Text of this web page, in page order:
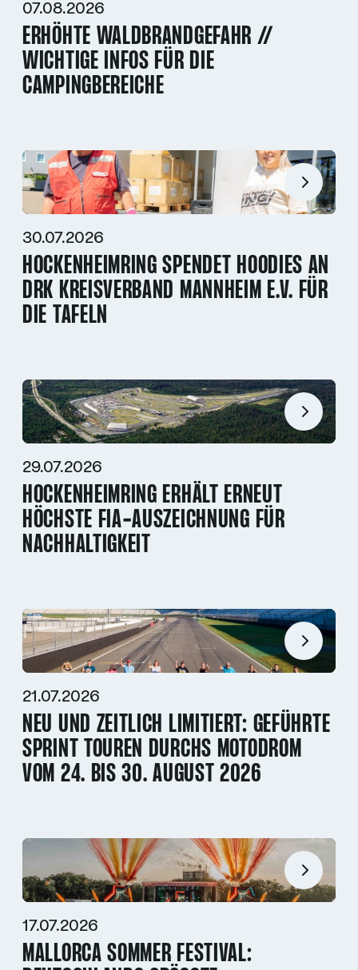
07.08.2026
ERHÖHTE WALDBRANDGEFAHR //
WICHTIGE INFOS FÜR DIE
CAMPINGBEREICHE
30.07.2026
HOCKENHEIMRING SPENDET HOODIES AN
DRK KREISVERBAND MANNHEIM E.V. FÜR
DIE TAFELN
29.07.2026
HOCKENHEIMRING ERHÄLT ERNEUT
HÖCHSTE FIA-AUSZEICHNUNG FÜR
NACHHALTIGKEIT
21.07.2026
NEU UND ZEITLICH LIMITIERT: GEFÜHRTE
SPRINT TOUREN DURCHS MOTODROM
VOM 24. BIS 30. AUGUST 2026
17.07.2026
MALLORCA SOMMER FESTIVAL: